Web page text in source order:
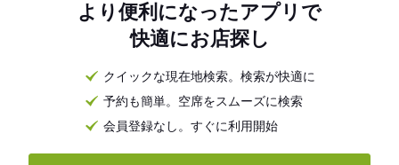
より便利になったアプリで
快適にお店探し
クイックな現在地検索。検索が快適に
予約も簡単。空席をスムーズに検索
会員登録なし。すぐに利用開始